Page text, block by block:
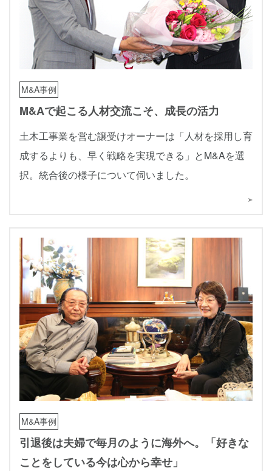
M&A事例
M&Aで起こる人材交流こそ、成長の活力
土木工事業を営む譲受けオーナーは「人材を採用し育
成するよりも、早く戦略を実現できる」とM&Aを選
択。統合後の様子について伺いました。
M&A事例
引退後は夫婦で毎月のように海外へ。「好きな
ことをしている今は心から幸せ」